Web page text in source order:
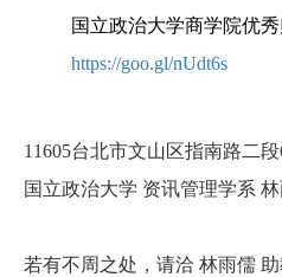
国立政治大学商学院优
https://goo.gl/nUdt6s
11605台北市文山区指南路二段
国立政治大学 资讯管理学系
若有不周之处，请洽 林雨儒